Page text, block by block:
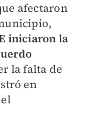
afectaron
iniciaron la
la falta de
en